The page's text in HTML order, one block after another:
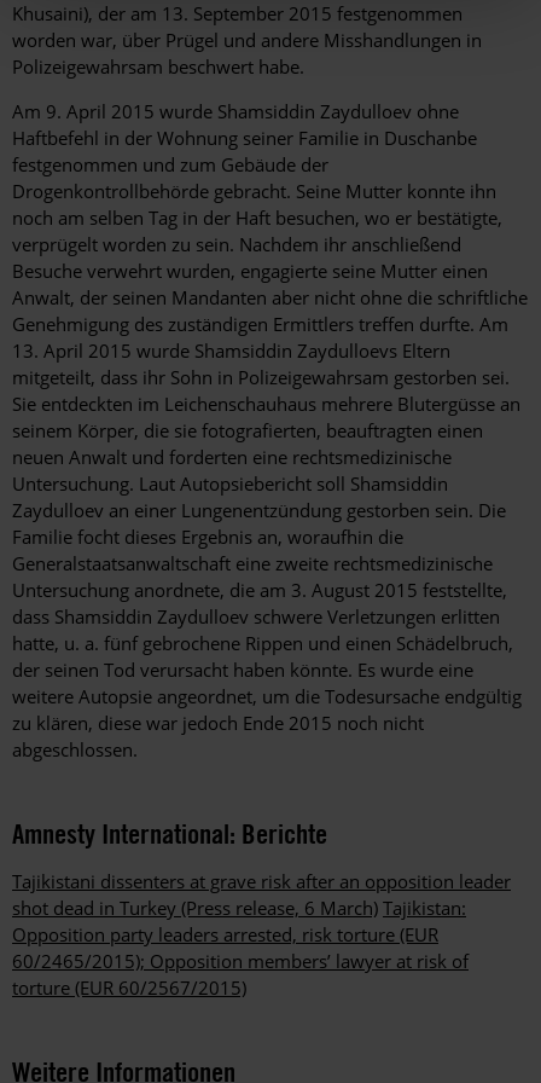
Khusaini), der am 13. September 2015 festgenommen
worden war, über Prügel und andere Misshandlungen in
Polizeigewahrsam beschwert habe.
Am 9. April 2015 wurde Shamsiddin Zaydulloev ohne
Haftbefehl in der Wohnung seiner Familie in Duschanbe
festgenommen und zum Gebäude der
Drogenkontrollbehörde gebracht. Seine Mutter konnte ihn
noch am selben Tag in der Haft besuchen, wo er bestätigte,
verprügelt worden zu sein. Nachdem ihr anschließend
Besuche verwehrt wurden, engagierte seine Mutter einen
Anwalt, der seinen Mandanten aber nicht ohne die schriftliche
Genehmigung des zuständigen Ermittlers treffen durfte. Am
13. April 2015 wurde Shamsiddin Zaydulloevs Eltern
mitgeteilt, dass ihr Sohn in Polizeigewahrsam gestorben sei.
Sie entdeckten im Leichenschauhaus mehrere Blutergüsse an
seinem Körper, die sie fotografierten, beauftragten einen
neuen Anwalt und forderten eine rechtsmedizinische
Untersuchung. Laut Autopsiebericht soll Shamsiddin
Zaydulloev an einer Lungenentzündung gestorben sein. Die
Familie focht dieses Ergebnis an, woraufhin die
Generalstaatsanwaltschaft eine zweite rechtsmedizinische
Untersuchung anordnete, die am 3. August 2015 feststellte,
dass Shamsiddin Zaydulloev schwere Verletzungen erlitten
hatte, u. a. fünf gebrochene Rippen und einen Schädelbruch,
der seinen Tod verursacht haben könnte. Es wurde eine
weitere Autopsie angeordnet, um die Todesursache endgültig
zu klären, diese war jedoch Ende 2015 noch nicht
abgeschlossen.
Amnesty International: Berichte
Tajikistani dissenters at grave risk after an opposition leader
shot dead in Turkey (Press release, 6 March) Tajikistan:
Opposition party leaders arrested, risk torture (EUR
60/2465/2015); Opposition members’ lawyer at risk of
torture (EUR 60/2567/2015)
Weitere Informationen